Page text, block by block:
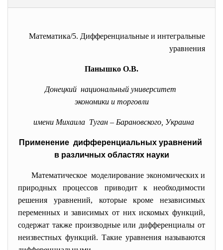
Математика/5. Дифференциальные и интегральные
уравнения
Панышко О.В.
Донецкий национальный университет
экономики и торговли
имени Михаила Туган – Барановского, Украина
Применение дифференциальных уравнений
в различных областях науки
Математическое моделирование экономических и
природных процессов приводит к необходимости
решения уравнений, которые кроме независимых
переменных и зависимых от них искомых функций,
содержат также производные или дифференциалы от
неизвестных функций. Такие уравнения называются